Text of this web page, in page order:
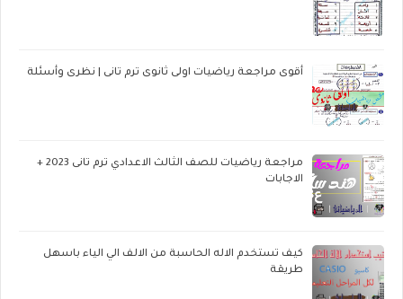
أقوى مراجعة رياضيات اولى ثانوى ترم تانى | نظرى وأسئلة
مراجعة رياضيات للصف الثالث الاعدادي ترم تانى 2023 +
الاجابات
كيف تستخدم الاله الحاسبة من الالف الي الياء باسهل
طريقة